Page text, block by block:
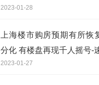
2023-01-28
上海楼市购房预期有所恢
分化 有楼盘再现千人摇号-
2023-01-27